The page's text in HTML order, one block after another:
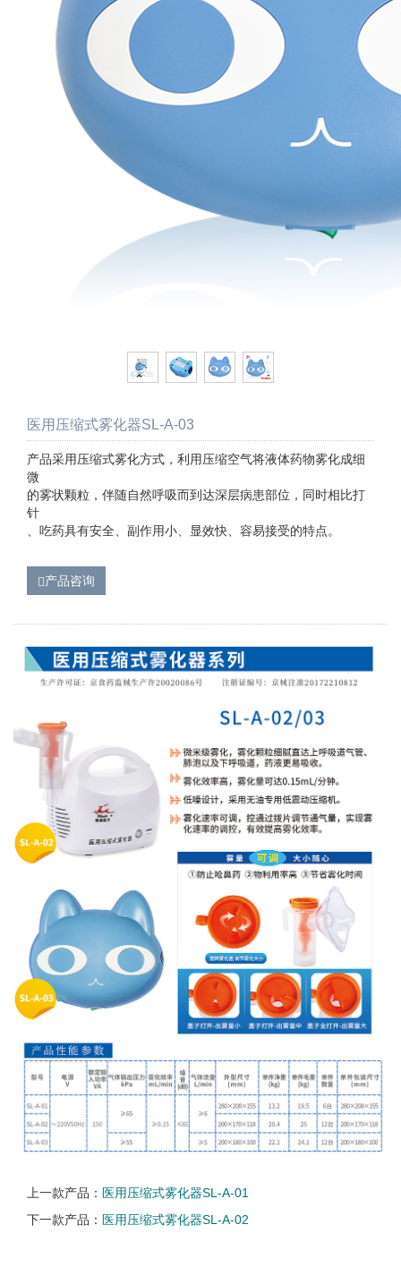
医用压缩式雾化器SL-A-03
产品采用压缩式雾化方式，利用压缩空气将液体药物雾化成细
微
的雾状颗粒，伴随自然呼吸而到达深层病患部位，同时相比打
针
、吃药具有安全、副作用小、显效快、容易接受的特点。
产品咨询
上一款产品： 医用压缩式雾化器SL-A-01
下一款产品： 医用压缩式雾化器SL-A-02